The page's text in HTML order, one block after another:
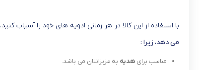
با استفاده از این کالا در هر زمانی ادویه های خود را آسیاب کنید.
می دهد، زیرا :
مناسب برای هدیه به عزیزانتان می باشد.